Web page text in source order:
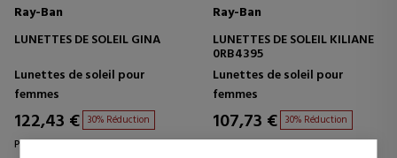
Ray-Ban
LUNETTES DE SOLEIL GINA
Lunettes de soleil pour
femmes
122,43 € 30% Réduction
Prix d'origine 174,90 €
Ray-Ban
LUNETTES DE SOLEIL KILIANE
0RB4395
Lunettes de soleil pour
femmes
107,73 € 30% Réduction
Prix d'origine 153,90 €